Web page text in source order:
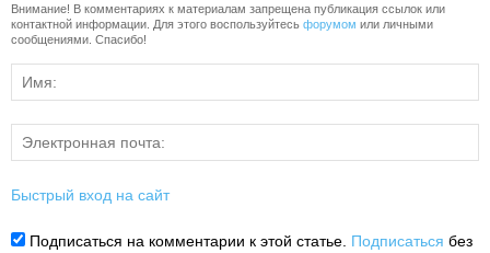
Внимание! В комментариях к материалам запрещена публикация ссылок или
контактной информации. Для этого воспользуйтесь форумом или личными
сообщениями. Спасибо!
Быстрый вход на сайт
Подписаться на комментарии к этой статье. Подписаться без